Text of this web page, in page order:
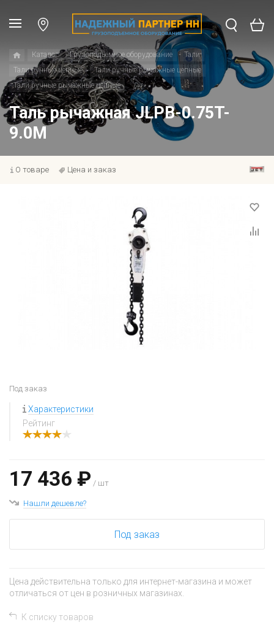
Каталог Грузоподъемное оборудование
Тали
Тали ручные цепные
Тали ручные рычажные цепные
Тали ручные рычажные цепные
Таль рычажная JLPB-0.75T-
9.0M
О товаре Цена и заказ
Под заказ
Характеристики
Рейтинг
17 436 ₽ / шт
Нашли дешевле?
Под заказ
Цена действительна только для интернет-магазина и может
отличаться от цен в розничных магазинах.
К списку товаров